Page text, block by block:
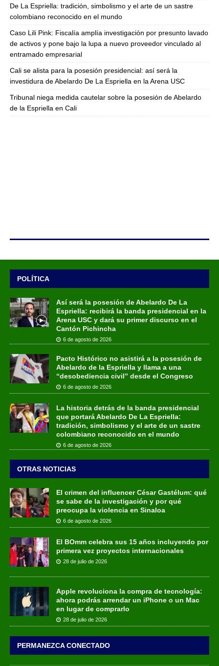
De La Espriella: tradición, simbolismo y el arte de un sastre
colombiano reconocido en el mundo
Caso Lili Pink: Fiscalía amplía investigación por presunto lavado
de activos y pone bajo la lupa a nuevo proveedor vinculado al
entramado empresarial
Cali se alista para la posesión presidencial: así será la
investidura de Abelardo De La Espriella en la Arena USC
Tribunal niega medida cautelar sobre la posesión de Abelardo
de la Espriella en Cali
POLÍTICA
Así será la posesión de Abelardo De La
Espriella: recibirá la banda presidencial en la
Arena USC y dará su primer discurso en el
Cantón Pichincha
6 de agosto de 2026
Pacto Histórico no asistirá a la posesión de
Abelardo de la Espriella y llama a una
“desobediencia civil” desde el Congreso
6 de agosto de 2026
La historia detrás de la banda presidencial
que portará Abelardo De La Espriella:
tradición, simbolismo y el arte de un sastre
colombiano reconocido en el mundo
6 de agosto de 2026
OTRAS NOTICIAS
El crimen del influencer César Gastélum: qué
se sabe de la investigación y por qué
preocupa la violencia en Sinaloa
6 de agosto de 2026
El BOmm celebra sus 15 años incluyendo por
primera vez proyectos internacionales
28 de julio de 2026
Apple revoluciona la compra de tecnología:
ahora podrás arrendar un iPhone o un Mac
en lugar de comprarlo
28 de julio de 2026
PERMANEZCA CONECTADO